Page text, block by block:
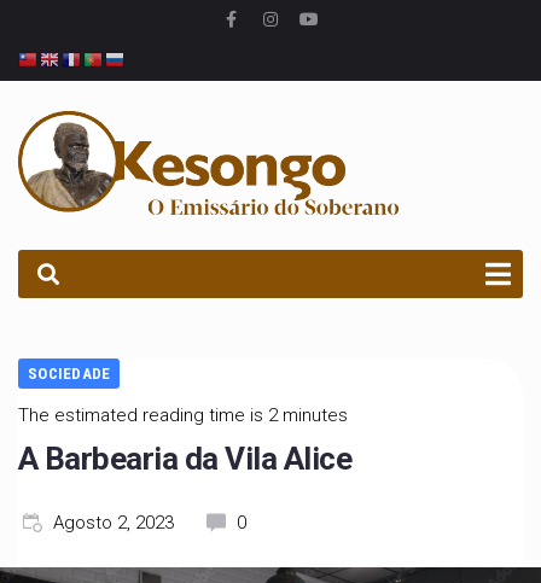
SOCIEDADE
The estimated reading time is 2 minutes
A Barbearia da Vila Alice
Agosto 2, 2023 0
PROCURAR